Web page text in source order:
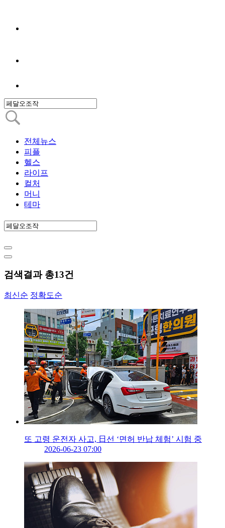
전체뉴스
피플
헬스
라이프
컬처
머니
테마
검색결과 총13건
최신순 정확도순
또 고령 운전자 사고, 日선 ‘면허 반납 체험’ 시험 중
2026-06-23 07:00